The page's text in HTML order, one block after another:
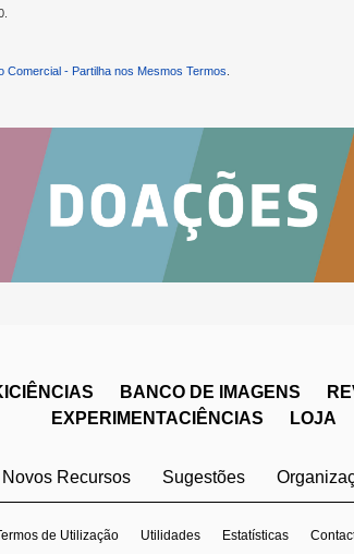
Comercial - Partilha nos Mesmos Termos
BANCO DE IMAGENS
EXPERIMENTACIÊNCIAS
LOJA
Novos Recursos Sugestões
de Utilização Utilidades Estatísticas